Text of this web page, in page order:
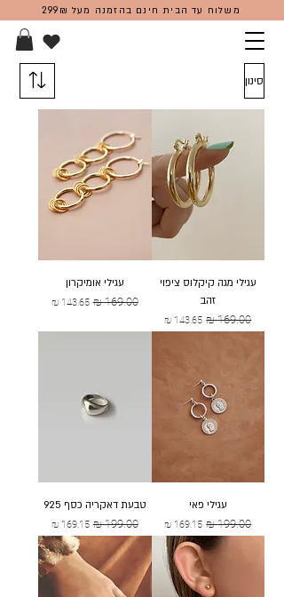
משלוח עד הבית חינם בהזמנה מעל 299₪
סינון
עגילי מגה קיקלוס ציפוי
זהב
מחיר רגיל‏169.00 ‏₪ מחיר מבצע
עגילי אומיקרון
מחיר רגיל‏169.00 ‏₪ מחיר מבצע‏143.65 ‏₪
עגילי פאי
מחיר רגיל‏199.00 ‏₪ מחיר מבצע
טבעת דאקריה כסף 925
מחיר רגיל‏199.00 ‏₪ מחיר מבצע‏169.15 ‏₪